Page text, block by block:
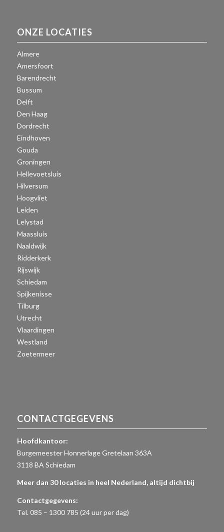
ONZE LOCATIES
Almere
Amersfoort
Barendrecht
Bussum
Delft
Den Haag
Dordrecht
Eindhoven
Gouda
Groningen
Hellevoetsluis
Hilversum
Hoogvliet
Leiden
Lelystad
Maassluis
Naaldwijk
Ridderkerk
Rijswijk
Schiedam
Spijkenisse
Tilburg
Utrecht
Vlaardingen
Westland
Zoetermeer
CONTACTGEGEVENS
Hoofdkantoor:
Burgemeester Honnerlage Gretelaan 363A
3118 BA Schiedam
Meer dan 30 locaties in heel Nederland, altijd dichtbij
Contactgegevens:
Tel. 085 – 1300 785 (24 uur per dag)